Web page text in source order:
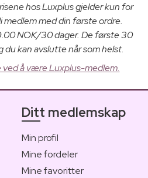
hos Luxplus gjelder kun for
medlem med din første ordre.
NOK/30 dager. De første 30
du kan avslutte når som helst.
ved å være Luxplus-medlem.
Ditt medlemskap
Min profil
Mine fordeler
Mine favoritter